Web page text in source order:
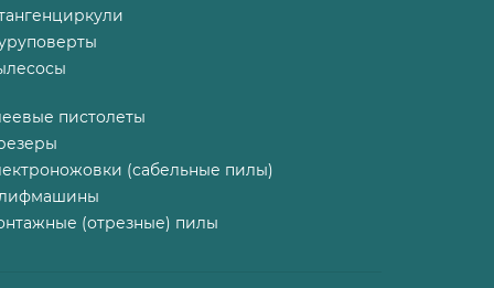
пистолеты
(сабельные пилы)
(отрезные) пилы